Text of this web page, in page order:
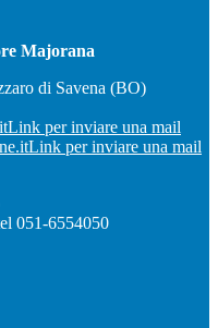
Majorana
di Savena (BO)
Link per inviare una mail
Link per inviare una mail
051-6554050